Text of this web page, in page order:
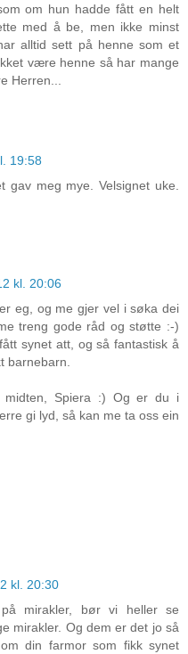
om hun hadde fått en helt
med å be, men ikke minst
alltid sett på henne som et
være henne så har mange
Herren...
19:58
gav meg mye. Velsignet uke.
kl. 20:06
eg, og me gjer vel i søka dei
treng gode råd og støtte :-)
synet att, og så fantastisk å
barnebarn.
Spiera :) Og er du i
gi lyd, så kan me ta oss ein
kl. 20:30
mirakler, bør vi heller se
mirakler. Og dem er det jo så
din farmor som fikk synet